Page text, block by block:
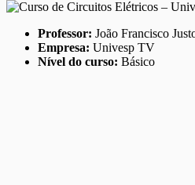
Professor: João Francisco
Empresa: Univesp TV
Nível do curso: Básico